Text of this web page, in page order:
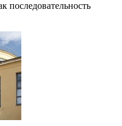
последовательность